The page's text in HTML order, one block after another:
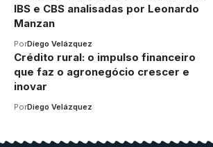
IBS e CBS analisadas por Leonardo
Manzan
PorDiego Velázquez
Crédito rural: o impulso financeiro
que faz o agronegócio crescer e
inovar
PorDiego Velázquez